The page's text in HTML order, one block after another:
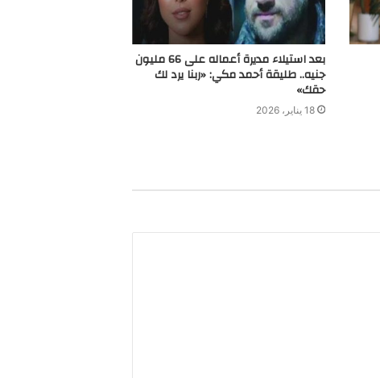
بعد استيلاء مديرة أعماله على 66 مليون
جنيه.. طليقة أحمد مكي: «ربنا يرد لك
حقك»
18 يناير، 2026